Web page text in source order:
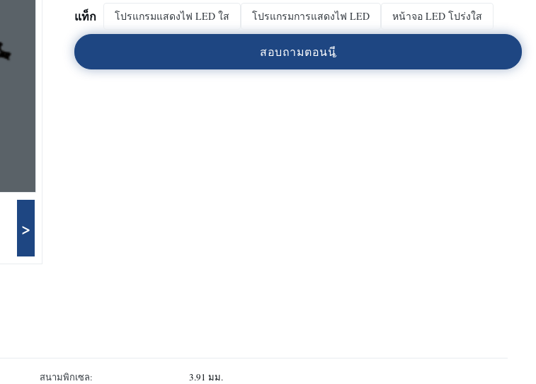
>
แท็ก โปรแกรมแสดงไฟ LED ใส โปรแกรมการแสดงไฟ LED หน้าจอ LED โปร่งใส
สอบถามตอนน
สนามพิกเซล:
3.91 มม.